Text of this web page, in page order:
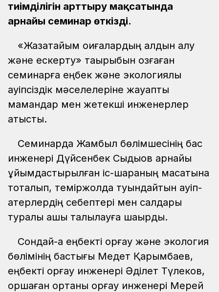
тиімділігін арттыру мақсатында
арнайы семинар өткізді.
«Жазатайым оқиғалардың алдын алу
және ескерту» тақырыбын қозғаған
семинарға еңбек және экологиялық
қауіпсіздік мәселелеріне жауапты
мамандар мен жетекші инженерлер
қатысты.
Семинарда Жамбыл бөлімшесінің бас
инженері Дүйсенбек Сыдықов арнайы
ұйымдастырылған іс-шараның мақсатына
тоқталып, теміржолда туындайтын қауіп-
қатерлердің себептері мен салдары
туралы ашық талқылауға шақырды.
Сондай-ақ еңбекті қорғау және экология
бөлімінің бастығы Медет Қарымбаев,
еңбекті қорғау инженері Әділет Түлеков,
қоршаған ортаны қорғау инженері Мерей